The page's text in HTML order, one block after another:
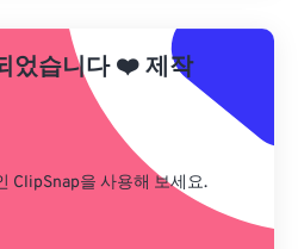
었습니다❤️제작
ClipSnap을 사용해 보세요.